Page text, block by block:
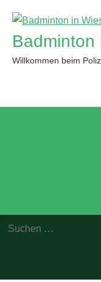
Inhalt
springen
Badminton
Willkommen beim
Suchen